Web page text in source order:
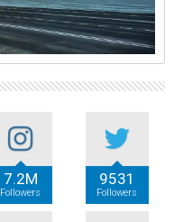
7.2M
Followers
9531
Followers